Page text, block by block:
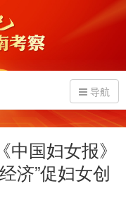
导航
国妇女报》
济”促妇女创